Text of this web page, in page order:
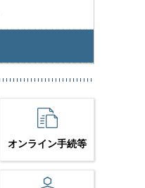
オンライン手続等